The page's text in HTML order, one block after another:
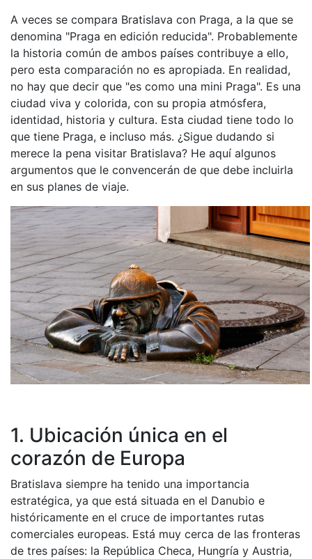
A veces se compara Bratislava con Praga, a la que se
denomina "Praga en edición reducida". Probablemente
la historia común de ambos países contribuye a ello,
pero esta comparación no es apropiada. En realidad,
no hay que decir que "es como una mini Praga". Es una
ciudad viva y colorida, con su propia atmósfera,
identidad, historia y cultura. Esta ciudad tiene todo lo
que tiene Praga, e incluso más. ¿Sigue dudando si
merece la pena visitar Bratislava? He aquí algunos
argumentos que le convencerán de que debe incluirla
en sus planes de viaje.
1. Ubicación única en el
corazón de Europa
Bratislava siempre ha tenido una importancia
estratégica, ya que está situada en el Danubio e
históricamente en el cruce de importantes rutas
comerciales europeas. Está muy cerca de las fronteras
de tres países: la República Checa, Hungría y Austria,